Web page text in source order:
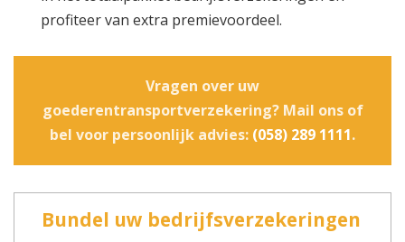
profiteer van extra premievoordeel.
Vragen over uw
goederentransportverzekering? Mail ons of
bel voor persoonlijk advies: (058) 289 1111.
Bundel uw bedrijfsverzekeringen